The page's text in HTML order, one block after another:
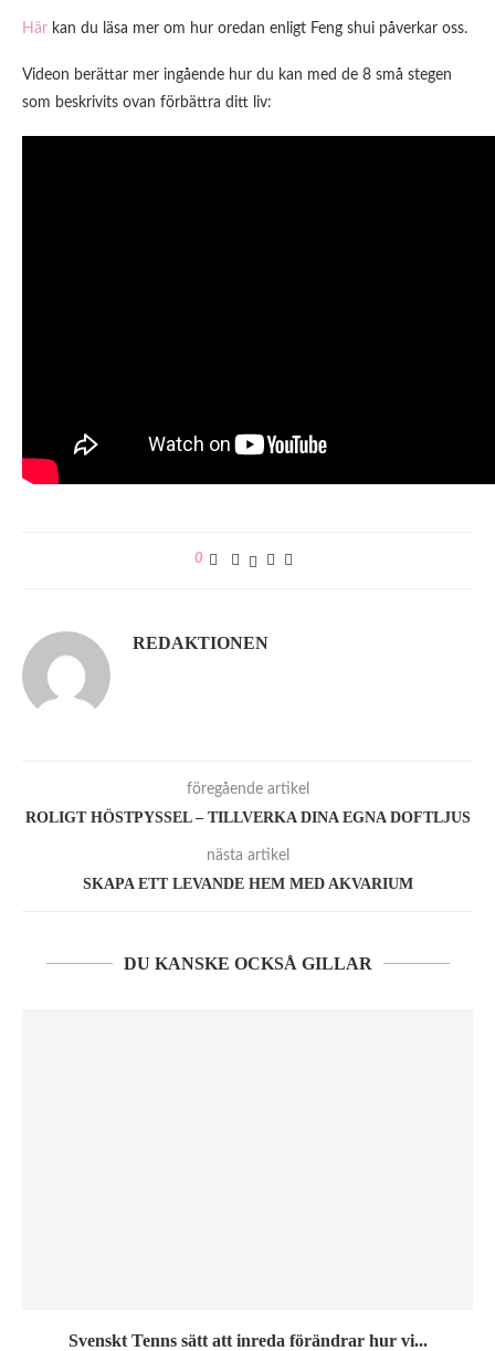
Här kan du läsa mer om hur oredan enligt Feng shui påverkar oss.
Videon berättar mer ingående hur du kan med de 8 små stegen
som beskrivits ovan förbättra ditt liv:
0
REDAKTIONEN
föregående artikel
ROLIGT HÖSTPYSSEL – TILLVERKA DINA EGNA DOFTLJUS
nästa artikel
SKAPA ETT LEVANDE HEM MED AKVARIUM
DU KANSKE OCKSÅ GILLAR
Svenskt Tenns sätt att inreda förändrar hur vi...